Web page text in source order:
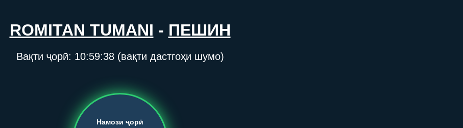
ROMITAN TUMANI - ПЕШИН
Вақти ҷорӣ: 10:59:38(вақти дастгоҳи шумо)
Намози ҷорӣ